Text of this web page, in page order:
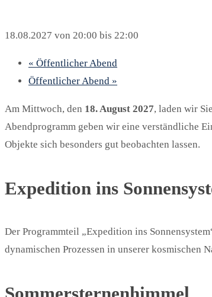
18.08.2027 von 20:00 bis 22:00
« Öffentlicher Abend
Öffentlicher Abend »
Am Mittwoch, den 18. August 2027, laden wir
Abendprogramm geben wir eine verständliche
Objekte sich besonders gut beobachten lassen.
Expedition ins
Der Programmteil „Expedition ins
dynamischen Prozessen in unserer kosmischen